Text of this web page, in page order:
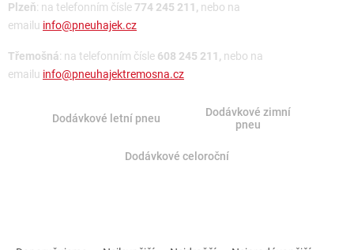
Plzeň: na telefonním čísle 774 245 211, nebo na
emailu info@pneuhajek.cz
Třemošná: na telefonním čísle 608 245 211, nebo na
emailu info@pneuhajektremosna.cz
Dodávkové letní pneu
Dodávkové zimní
pneu
Dodávkové celoroční